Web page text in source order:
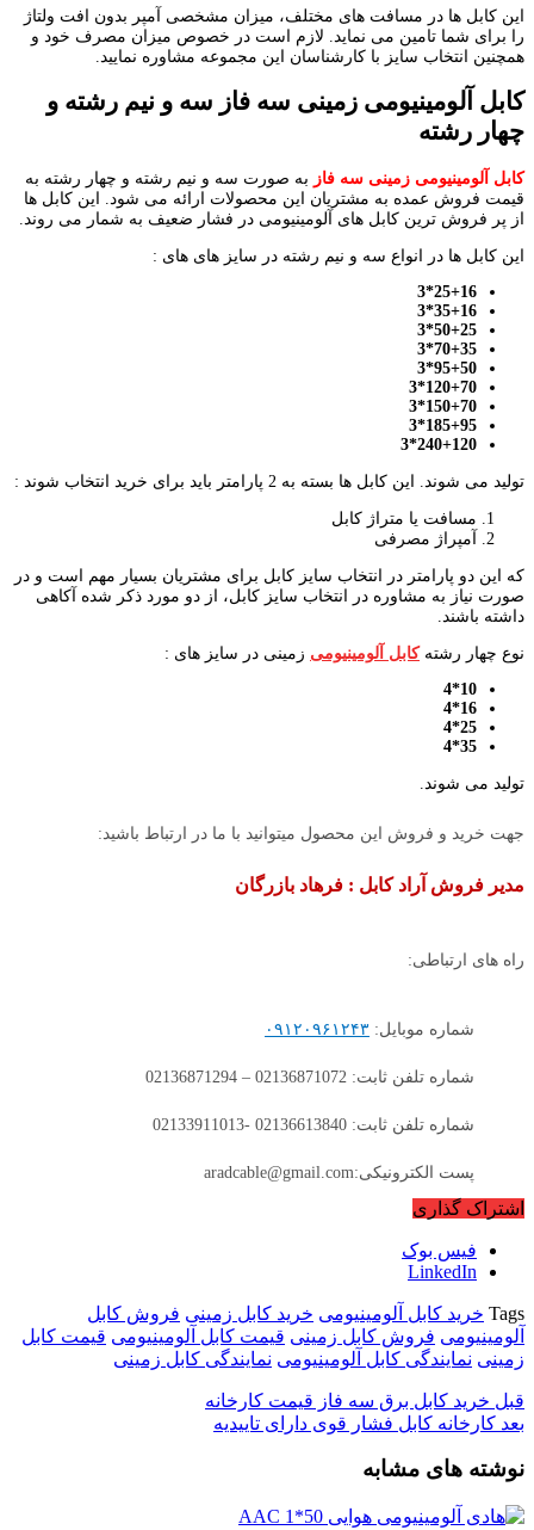
این کابل ها در مسافت های مختلف، میزان مشخصی آمپر بدون افت ولتاژ
را برای شما تامین می نماید. لازم است در خصوص میزان مصرف خود و
همچنین انتخاب سایز با کارشناسان این مجموعه مشاوره نمایید.
کابل آلومینیومی زمینی سه فاز سه و نیم رشته و
چهار رشته
کابل آلومینیومی زمینی سه فاز به صورت سه و نیم رشته و چهار رشته به
قیمت فروش عمده به مشتریان این محصولات ارائه می شود. این کابل ها
از پر فروش ترین کابل های آلومینیومی در فشار ضعیف به شمار می روند.
این کابل ها در انواع سه و نیم رشته در سایز های های :
25+16*3
35+16*3
50+25*3
70+35*3
95+50*3
120+70*3
150+70*3
185+95*3
240+120*3
تولید می شوند. این کابل ها بسته به 2 پارامتر باید برای خرید انتخاب شوند :
مسافت یا متراژ کابل
آمپراژ مصرفی
که این دو پارامتر در انتخاب سایز کابل برای مشتریان بسیار مهم است و در
صورت نیاز به مشاوره در انتخاب سایز کابل، از دو مورد ذکر شده آکاهی
داشته باشند.
نوع چهار رشتهکابل آلومینیومی زمینی در سایز های :
10*4
16*4
25*4
35*4
تولید می شوند.
جهت خرید و فروش این محصول میتوانید با ما در ارتباط باشید:
مدیر فروش آراد کابل : فرهاد بازرگان
راه های ارتباطی:
شماره موبایل: ۰۹۱۲۰۹۶۱۲۴۳
شماره تلفن ثابت: 02136871072 – 02136871294
شماره تلفن ثابت: 02136613840 -02133911013
پست الکترونیکی:aradcable@gmail.com
اشتراک گذاری
فیس بوک
LinkedIn
Tags خرید کابل آلومینیومی خرید کابل زمینی فروش کابل
آلومینیومی فروش کابل زمینی قیمت کابل آلومینیومی قیمت کابل
زمینی نمایندگی کابل آلومینیومی نمایندگی کابل زمینی
قبل خرید کابل برق سه فاز قیمت کارخانه
بعد کارخانه کابل فشار قوی دارای تاییدیه
نوشته های مشابه